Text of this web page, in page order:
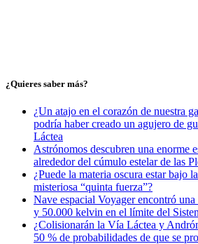
¿Quieres saber más?
¿Un atajo en el corazón de nuestra
podría haber creado un agujero de
Láctea
Astrónomos descubren una enorme
alrededor del cúmulo estelar de las
¿Puede la materia oscura estar bajo
misteriosa “quinta fuerza”?
Nave espacial Voyager encontró
y 50.000 kelvin en el límite del
¿Colisionarán la Vía Láctea y
50 % de probabilidades de que se